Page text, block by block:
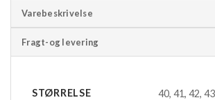
Varebeskrivelse
Fragt-og levering
STØRRELSE 40, 41, 42,